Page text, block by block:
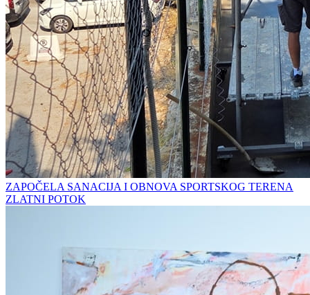
ZAPOČELA SANACIJA I OBNOVA SPORTSKOG TERENA
ZLATNI POTOK